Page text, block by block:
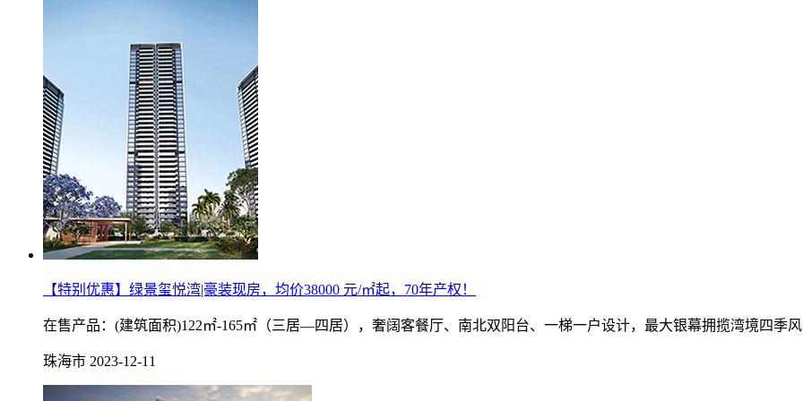
【特别优惠】绿景玺悦湾|豪装现房，均价38000 元/㎡起，70年产权！
在售产品：(建筑面积)122㎡-165㎡（三居—四居），奢阔客餐厅、南北双阳台、一梯一户设计，最大银幕拥揽湾境四季
珠海市 2023-12-11